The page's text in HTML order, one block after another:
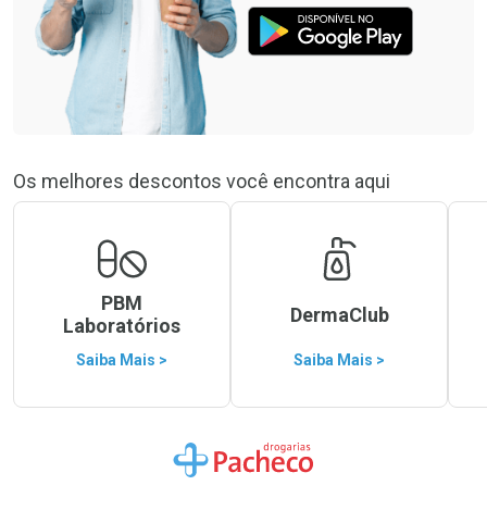
Os melhores descontos você encontra aqui
PBM
Laboratórios
Saiba Mais >
DermaClub
Saiba Mais >
Ir para a Home